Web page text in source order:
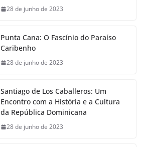
28 de junho de 2023
Punta Cana: O Fascínio do Paraíso
Caribenho
28 de junho de 2023
Santiago de Los Caballeros: Um
Encontro com a História e a Cultura
da República Dominicana
28 de junho de 2023